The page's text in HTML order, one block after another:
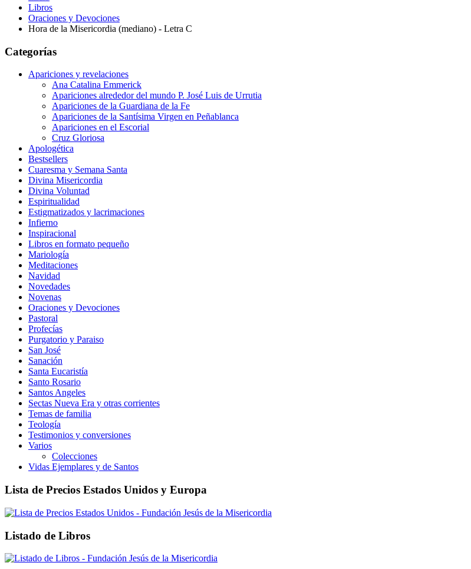
Libros
Oraciones y Devociones
Hora de la Misericordia (mediano) - Letra C
Categorías
Apariciones y revelaciones
Ana Catalina Emmerick
Apariciones alrededor del mundo P. José Luis de Urrutia
Apariciones de la Guardiana de la Fe
Apariciones de la Santísima Virgen en Peñablanca
Apariciones en el Escorial
Cruz Gloriosa
Apologética
Bestsellers
Cuaresma y Semana Santa
Divina Misericordia
Divina Voluntad
Espiritualidad
Estigmatizados y lacrimaciones
Infierno
Inspiracional
Libros en formato pequeño
Mariología
Meditaciones
Navidad
Novedades
Novenas
Oraciones y Devociones
Pastoral
Profecías
Purgatorio y Paraiso
San José
Sanación
Santa Eucaristía
Santo Rosario
Santos Angeles
Sectas Nueva Era y otras corrientes
Temas de familia
Teología
Testimonios y conversiones
Varios
Colecciones
Vidas Ejemplares y de Santos
Lista de Precios Estados Unidos y Europa
Listado de Libros